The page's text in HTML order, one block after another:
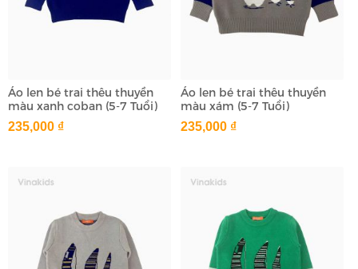
Áo len bé trai thêu thuyền
màu xanh coban (5-7 Tuổi)
235,000 ₫
Áo len bé trai thêu thuyền
màu xám (5-7 Tuổi)
235,000 ₫